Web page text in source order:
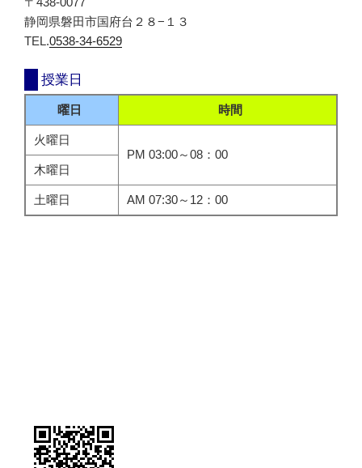
静岡県磐田市国府台２８−１３
TEL.0538-34-6529
授業日
曜日 時間
火曜日
PM 03:00～08：00
木曜日
土曜日 AM 07:30～12：00